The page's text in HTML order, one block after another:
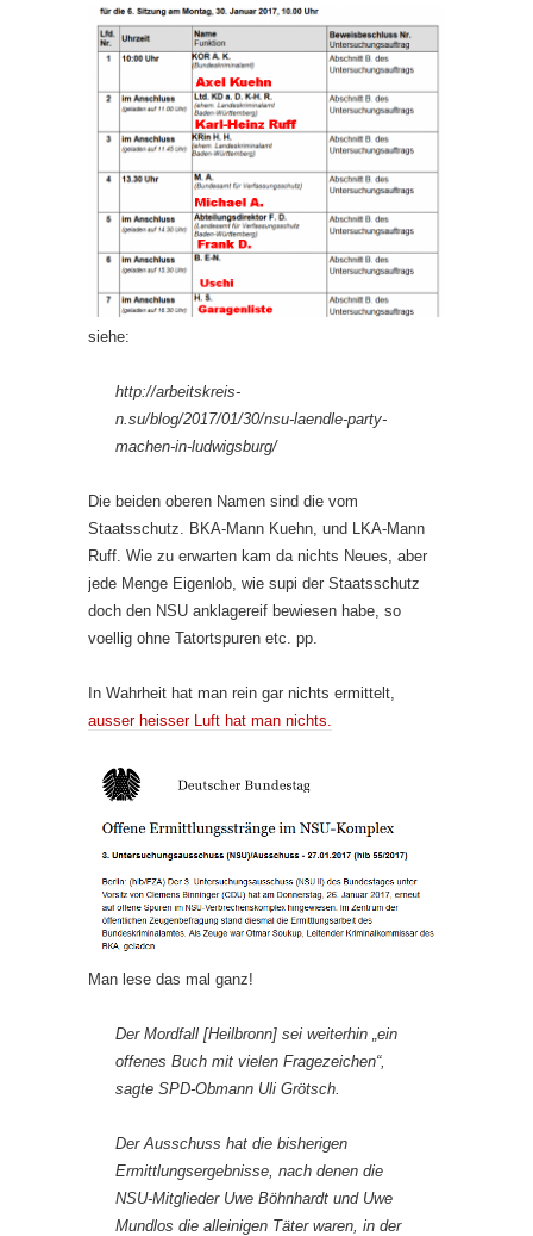
siehe:
http://arbeitskreis-
n.su/blog/2017/01/30/nsu-laendle-party-
machen-in-ludwigsburg/
Die beiden oberen Namen sind die vom
Staatsschutz. BKA-Mann Kuehn, und LKA-Mann
Ruff. Wie zu erwarten kam da nichts Neues, aber
jede Menge Eigenlob, wie supi der Staatsschutz
doch den NSU anklagereif bewiesen habe, so
voellig ohne Tatortspuren etc. pp.
In Wahrheit hat man rein gar nichts ermittelt,
ausser heisser Luft hat man nichts.
Man lese das mal ganz!
Der Mordfall [Heilbronn] sei weiterhin „ein
offenes Buch mit vielen Fragezeichen“,
sagte SPD-Obmann Uli Grötsch.
Der Ausschuss hat die bisherigen
Ermittlungsergebnisse, nach denen die
NSU-Mitglieder Uwe Böhnhardt und Uwe
Mundlos die alleinigen Täter waren, in der